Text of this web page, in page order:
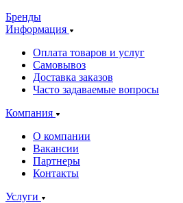
Бренды
Информация
Оплата товаров и услуг
Самовывоз
Доставка заказов
Часто задаваемые вопросы
Компания
О компании
Вакансии
Партнеры
Контакты
Услуги